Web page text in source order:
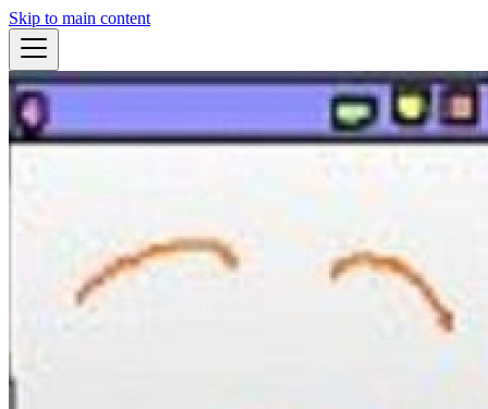
Skip to main content